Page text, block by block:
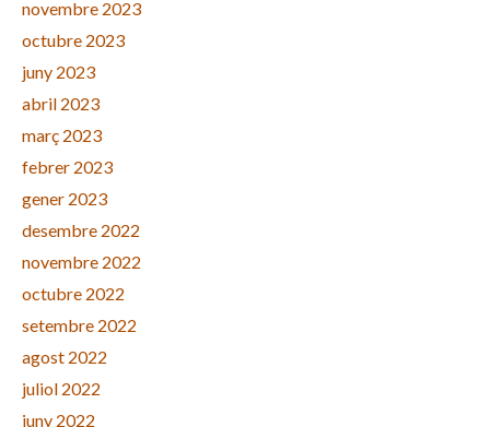
novembre 2023
octubre 2023
juny 2023
abril 2023
març 2023
febrer 2023
gener 2023
desembre 2022
novembre 2022
octubre 2022
setembre 2022
agost 2022
juliol 2022
juny 2022